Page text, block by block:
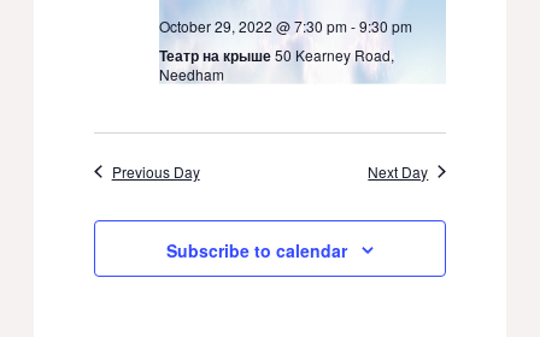
October 29, 2022 @ 7:30 pm-9:30 pm
Театр на крыше50 Kearney Road,
Needham
Previous Day Next Day
Subscribe to calendar